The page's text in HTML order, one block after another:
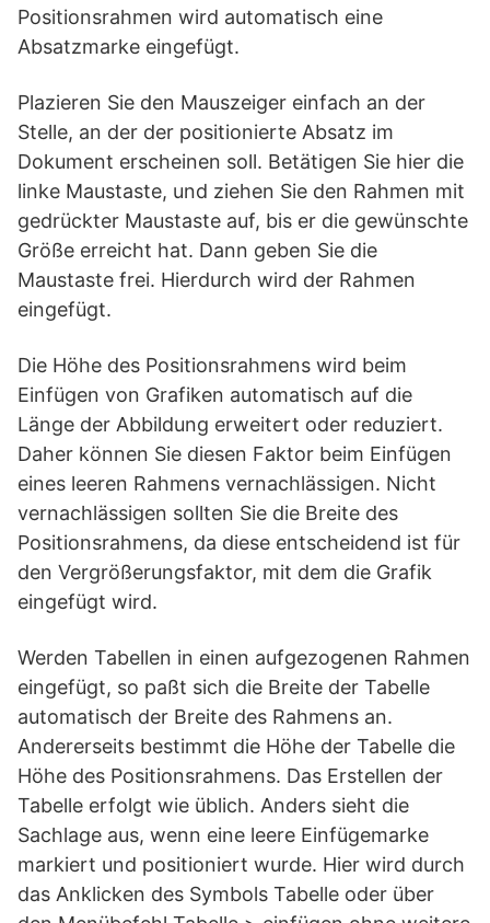
Positionsrahmen wird automatisch eine
Absatzmarke eingefügt.
Plazieren Sie den Mauszeiger einfach an der
Stelle, an der der positionierte Absatz im
Dokument erscheinen soll. Betätigen Sie hier die
linke Maustaste, und ziehen Sie den Rahmen mit
gedrückter Maustaste auf, bis er die gewünschte
Größe erreicht hat. Dann geben Sie die
Maustaste frei. Hierdurch wird der Rahmen
eingefügt.
Die Höhe des Positionsrahmens wird beim
Einfügen von Grafiken automatisch auf die
Länge der Abbildung erweitert oder reduziert.
Daher können Sie diesen Faktor beim Einfügen
eines leeren Rahmens vernachlässigen. Nicht
vernachlässigen sollten Sie die Breite des
Positionsrahmens, da diese entscheidend ist für
den Vergrößerungsfaktor, mit dem die Grafik
eingefügt wird.
Werden Tabellen in einen aufgezogenen Rahmen
eingefügt, so paßt sich die Breite der Tabelle
automatisch der Breite des Rahmens an.
Andererseits bestimmt die Höhe der Tabelle die
Höhe des Positionsrahmens. Das Erstellen der
Tabelle erfolgt wie üblich. Anders sieht die
Sachlage aus, wenn eine leere Einfügemarke
markiert und positioniert wurde. Hier wird durch
das Anklicken des Symbols Tabelle oder über